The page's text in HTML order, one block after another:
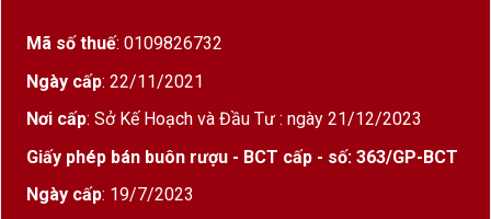
Mã số thuế: 0109826732
Ngày cấp: 22/11/2021
Nơi cấp: Sở Kế Hoạch và Đầu Tư : ngày 21/12/2023
Giấy phép bán buôn rượu - BCT cấp - số: 363/GP-BCT
Ngày cấp: 19/7/2023